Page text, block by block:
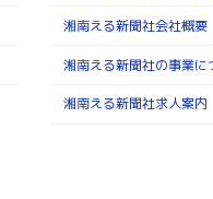
湘南える新聞社会社概要
湘南える新聞社の事業に
湘南える新聞社求人案内